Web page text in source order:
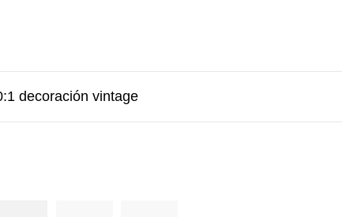
decoración vintage